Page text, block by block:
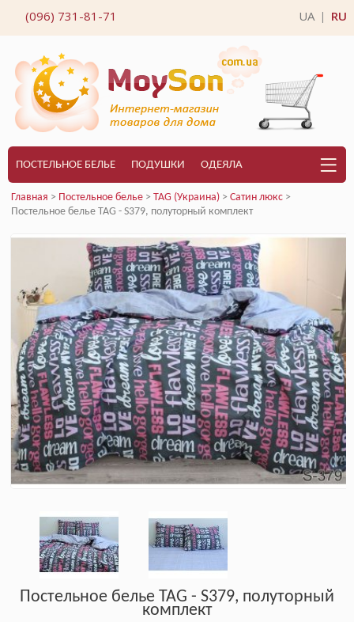
(096) 731-81-71 UA RU
ПОСТЕЛЬНОЕ БЕЛЬЕ ПОДУШКИ ОДЕЯЛА
Главная > Постельное белье > TAG (Украина) > Сатин люкс >
Постельное белье TAG - S379, полуторный комплект
Постельное белье TAG - S379, полуторный
комплект